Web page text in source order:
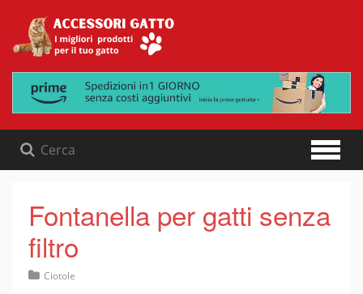
content
Fontanella per gatti senza
filtro
Ciotole